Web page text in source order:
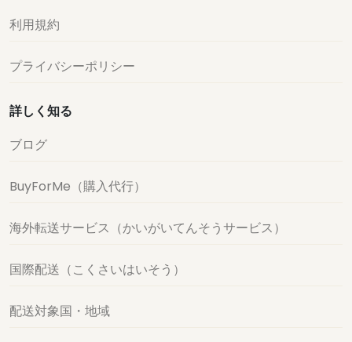
利用規約
プライバシーポリシー
詳しく知る
ブログ
BuyForMe（購入代行）
海外転送サービス（かいがいてんそうサービス）
国際配送（こくさいはいそう）
配送対象国・地域